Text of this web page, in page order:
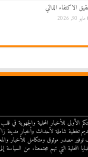
الاكتفاء الذاتي
مايو 30, 2026
الأولى للأخبار المحلية والجهوية في
تغطية شاملة لأحداث وأخبار مدينة
مصدر موثوق ومتكامل للأخبار
المحلية التي تهم مجتمعنا، من السياسة